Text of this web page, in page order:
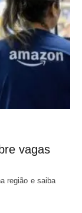
vagas
região e saiba